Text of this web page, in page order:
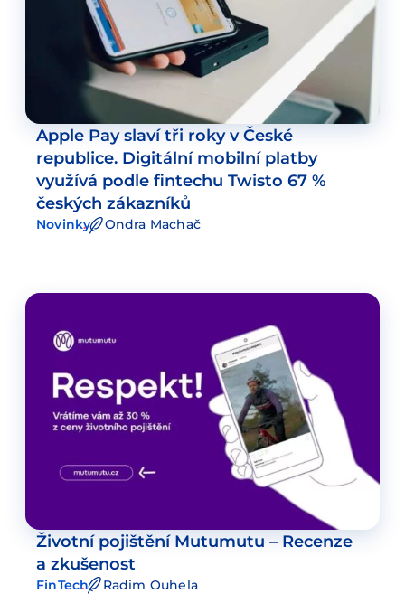
Apple Pay slaví tři roky v České
republice. Digitální mobilní platby
využívá podle fintechu Twisto 67 %
českých zákazníků
Novinky Ondra Machač
Životní pojištění Mutumutu – Recenze
a zkušenost
FinTech Radim Ouhela